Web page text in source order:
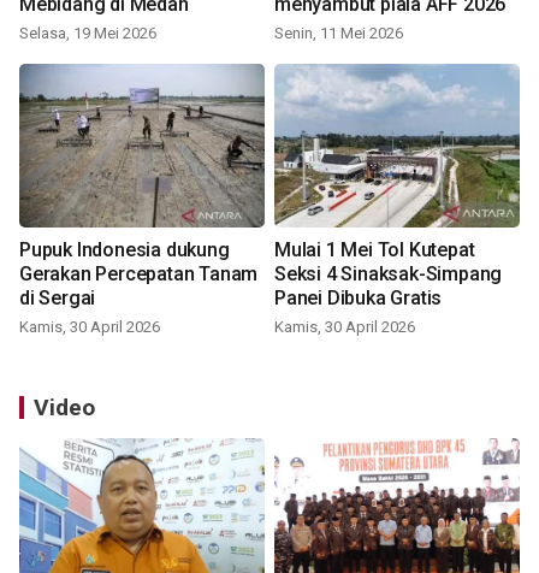
Selasa, 19 Mei 2026 Senin, 11 Mei 2026
Pupuk Indonesia dukung
Gerakan Percepatan Tanam
di Sergai
Kamis, 30 April 2026
Mulai 1 Mei Tol Kutepat
Seksi 4 Sinaksak-Simpang
Panei Dibuka Gratis
Kamis, 30 April 2026
Video